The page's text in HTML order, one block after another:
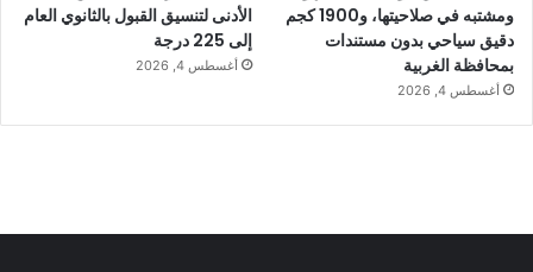
ومشتبه في صلاحيتها، و1900 كجم
دقيق سياحي بدون مستندات
بمحافظة الغربية
أغسطس 4, 2026
الأدنى لتنسيق القبول بالثانوي العام
إلى 225 درجة
أغسطس 4, 2026